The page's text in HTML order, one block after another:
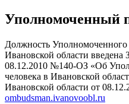
Уполномоченный
Должность Уполномоченного
Ивановской области введена
08.12.2010 №140-ОЗ «Об
человека в Ивановской
Ивановской области от
ombudsman.ivanovoobl.ru